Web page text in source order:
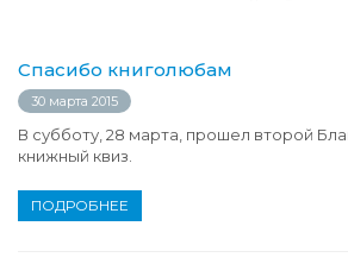
Спасибо книголюбам
30 марта 2015
В субботу, 28 марта, прошел второй
книжный квиз.
ПОДРОБНЕЕ